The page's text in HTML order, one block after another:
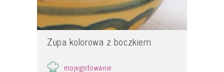
Zupa kolorowa z boczkiem
mojegotowanie